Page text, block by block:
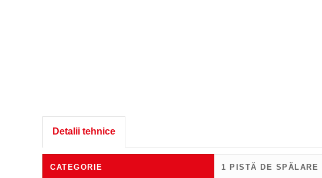
Detalii tehnice
CATEGORIE 1 PISTĂ DE SPĂLARE